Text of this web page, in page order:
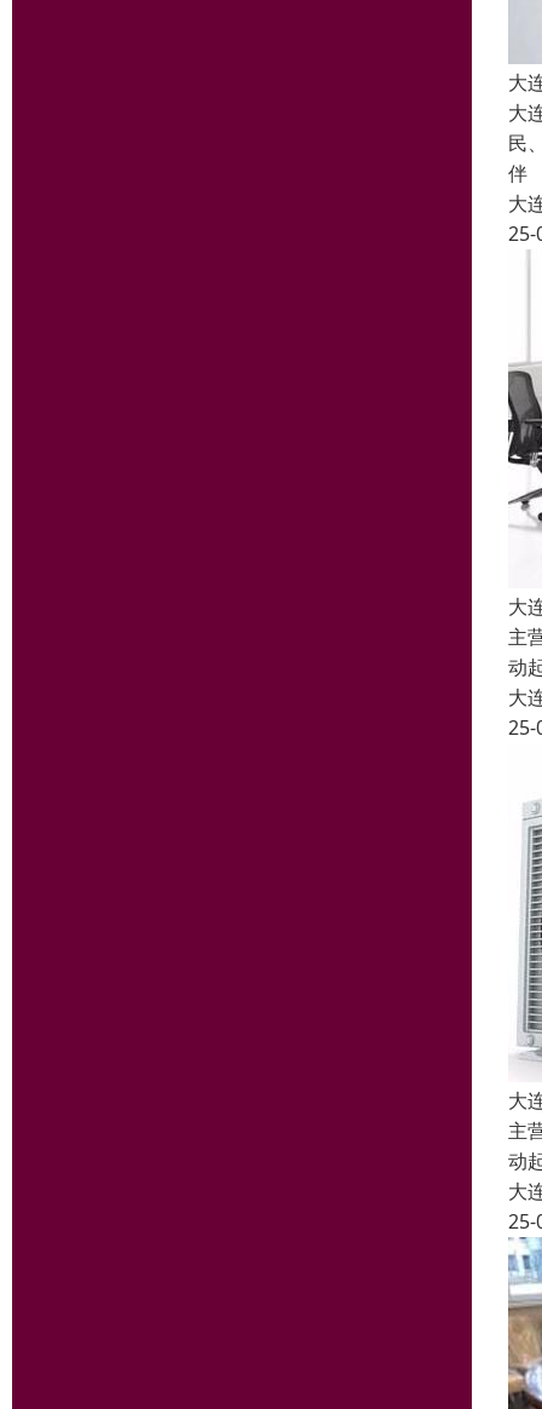
大
大
民
伴
大
25-
大
主
动
大
25-
大
主
动
大
25-